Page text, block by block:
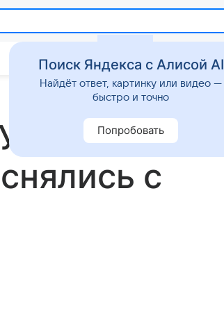
Дом Гороскопы Стиль жизни
и
с
Поиск Яндекса с Алисой AI
Найдёт ответ, картинку или видео —
быстро и точно
Попробовать